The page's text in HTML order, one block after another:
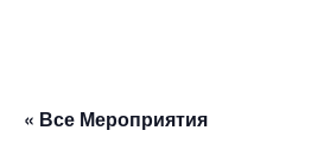
« Все Мероприятия